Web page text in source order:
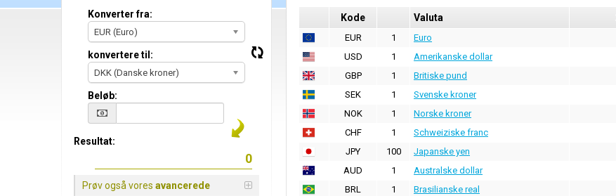
Kode Valuta
EUR 1 Euro
USD
1 Amerikanske dollar
GBP
1 Britiske pund
SEK
1 Svenske kroner
NOK
1 Norske kroner
CHF
1 Schweiziske franc
JPY
100 Japanske yen
AUD
1 Australske dollar
BRL
1 Brasilianske real
Konverter fra:
EUR (Euro)
konvertere til:
DKK (Danske kroner)
Beløb:
Resultat:
Prøv også vores avancerede